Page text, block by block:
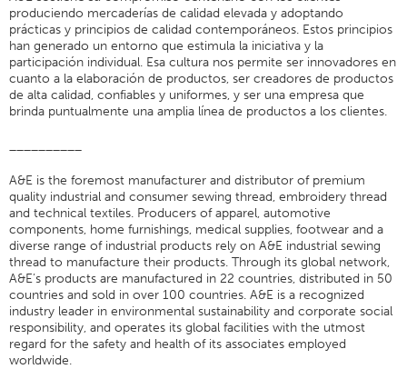
Marca
Tipo De Fibra
Construcción Del Hilo
Aplicación
Tipo De Fibra
Distribuidor
Productos Textiles Para Aplicaciones Técnicas
Aplicación
Productos Para El Consumidor
Marca
produciendo mercaderías de calidad elevada y adoptando
prácticas y principios de calidad contemporáneos. Estos principios
han generado un entorno que estimula la iniciativa y la
participación individual. Esa cultura nos permite ser innovadores en
cuanto a la elaboración de productos, ser creadores de productos
de alta calidad, confiables y uniformes, y ser una empresa que
brinda puntualmente una amplia línea de productos a los clientes.
A&E is the foremost manufacturer and distributor of premium
quality industrial and consumer sewing thread, embroidery thread
and technical textiles. Producers of apparel, automotive
components, home furnishings, medical supplies, footwear and a
diverse range of industrial products rely on A&E industrial sewing
thread to manufacture their products. Through its global network,
A&E’s products are manufactured in 22 countries, distributed in 50
countries and sold in over 100 countries. A&E is a recognized
industry leader in environmental sustainability and corporate social
responsibility, and operates its global facilities with the utmost
regard for the safety and health of its associates employed
worldwide.